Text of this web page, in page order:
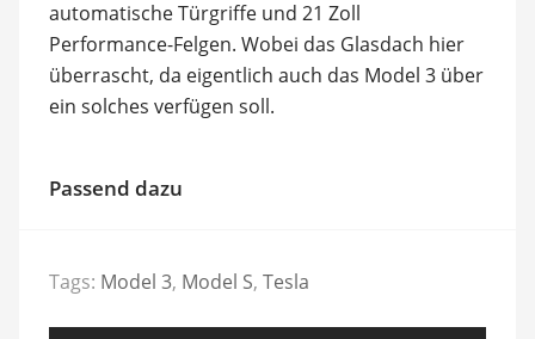
automatische Türgriffe und 21 Zoll
Performance-Felgen. Wobei das Glasdach hier
überrascht, da eigentlich auch das Model 3 über
ein solches verfügen soll.
Passend dazu
Tags: Model 3, Model S, Tesla